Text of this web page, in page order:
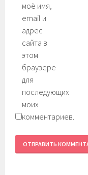
моё имя,
email и
адрес
сайта в
этом
браузере
для
последующих
моих
комментариев.